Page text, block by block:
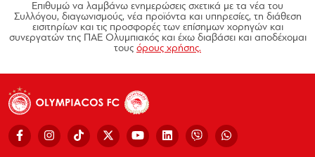
Επιθυμώ να λαμβάνω ενημερώσεις σχετικά με τα νέα του
Συλλόγου, διαγωνισμούς, νέα προϊόντα και υπηρεσίες, τη διάθεση
εισιτηρίων και τις προσφορές των επίσημων χορηγών και
συνεργατών της ΠΑΕ Ολυμπιακός και έχω διαβάσει και αποδέχομαι
τους όρους χρήσης.